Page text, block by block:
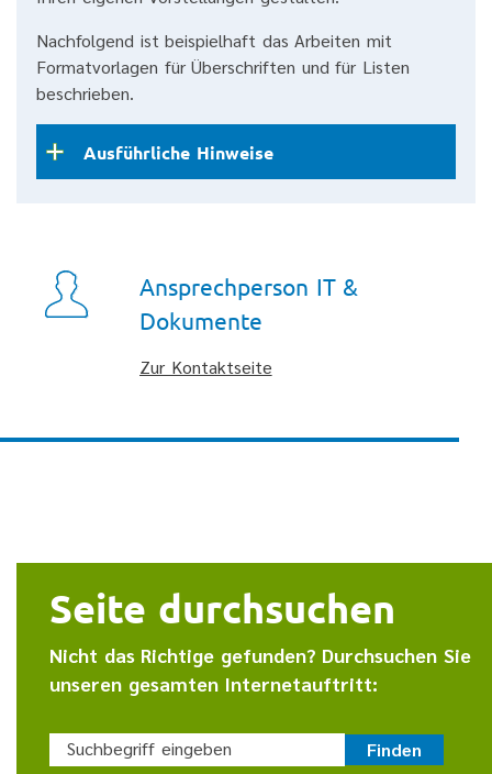
Nachfolgend ist beispielhaft das Arbeiten mit
Formatvorlagen für Überschriften und für Listen
beschrieben.
Ausführliche Hinweise
Ansprechperson IT &
Dokumente
Zur Kontaktseite
Seite durchsuchen
Nicht das Richtige gefunden? Durchsuchen Sie
unseren gesamten Internetauftritt:
Suchbegriff eingeben Finden